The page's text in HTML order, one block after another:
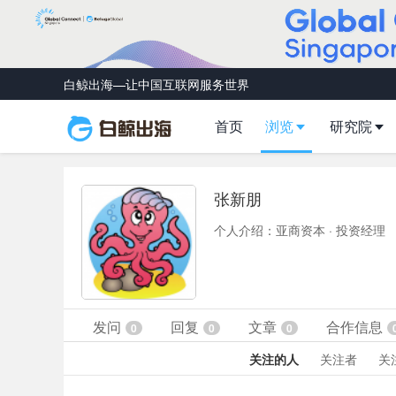
白鲸出海—让中国互联网服务世界
首页 浏览 研究院
张新朋
个人介绍：亚商资本 · 投资经理
发问 0 回复 0 文章 0 合作信息
关注的人 关注者 关